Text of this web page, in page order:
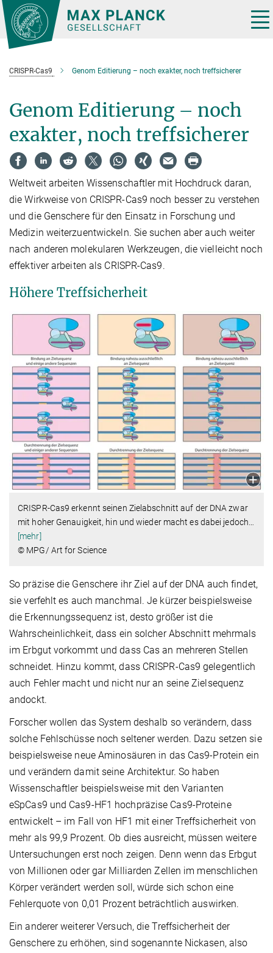
Hauptinhalt
CRISPR-Cas9 Genom Editierung – noch exakter, noch treffsicherer
Genom Editierung – noch
exakter, noch treffsicherer
Weltweit arbeiten Wissenschaftler mit Hochdruck daran,
die Wirkweise von CRISPR-Cas9 noch besser zu verstehen
und die Genschere für den Einsatz in Forschung und
Medizin weiterzuentwickeln. Sie suchen aber auch weiter
nach anderen molekularen Werkzeugen, die vielleicht noch
effektiver arbeiten als CRISPR-Cas9.
Höhere Treffsicherheit
CRISPR-Cas9 erkennt seinen Zielabschnitt auf der DNA zwar
mit hoher Genauigkeit, hin und wieder macht es dabei jedoch…
[mehr]
© MPG/ Art for Science
So präzise die Genschere ihr Ziel auf der DNA auch findet,
sie verfehlt es auch manchmal. Je kürzer beispielsweise
die Erkennungssequenz ist, desto größer ist die
Wahrscheinlichkeit, dass ein solcher Abschnitt mehrmals
im Erbgut vorkommt und dass Cas an mehreren Stellen
schneidet. Hinzu kommt, dass CRISPR-Cas9 gelegentlich
auch Fehler macht und nicht nur an seine Zielsequenz
andockt.
Forscher wollen das System deshalb so verändern, dass
solche Fehlschüsse noch seltener werden. Dazu setzen sie
beispielsweise neue Aminosäuren in das Cas9-Protein ein
und verändern damit seine Architektur. So haben
Wissenschaftler beispielsweise mit den Varianten
eSpCas9 und Cas9-HF1 hochpräzise Cas9-Proteine
entwickelt – im Fall von HF1 mit einer Treffsicherheit von
mehr als 99,9 Prozent. Ob dies ausreicht, müssen weitere
Untersuchungen erst noch zeigen. Denn wenn das Erbgut
von Millionen oder gar Milliarden Zellen im menschlichen
Körper verändert werden soll, würde sich schon eine
Fehlerquote von 0,01 Prozent beträchtlich auswirken.
Ein anderer weiterer Versuch, die Treffsicherheit der
Genschere zu erhöhen, sind sogenannte Nickasen, also